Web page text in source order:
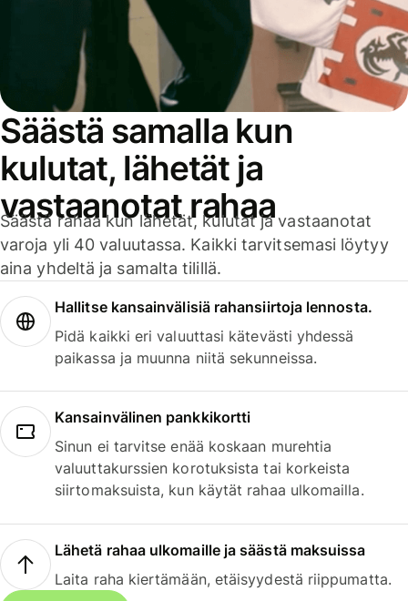
Säästä samalla kun
kulutat, lähetät ja
vastaanotat rahaa
Säästä rahaa kun lähetät, kulutat ja vastaanotat
varoja yli 40 valuutassa. Kaikki tarvitsemasi löytyy
aina yhdeltä ja samalta tilillä.
Hallitse kansainvälisiä rahansiirtoja lennosta.
Pidä kaikki eri valuuttasi kätevästi yhdessä
paikassa ja muunna niitä sekunneissa.
Kansainvälinen pankkikortti
Sinun ei tarvitse enää koskaan murehtia
valuuttakurssien korotuksista tai korkeista
siirtomaksuista, kun käytät rahaa ulkomailla.
Lähetä rahaa ulkomaille ja säästä maksuissa
Laita raha kiertämään, etäisyydestä riippumatta.